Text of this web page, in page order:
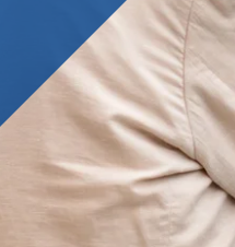
乗用車から選ぶ
エコカーから選ぶ
ミニバンから選ぶ
SUV・クロカンから選ぶ
輸入車・高級車から選ぶ